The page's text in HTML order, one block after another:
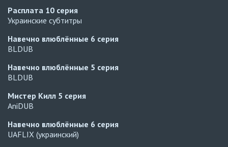
Расплата 10 серия
Украинские субтитры
Навечно влюблённые 6 серия
BLDUB
Навечно влюблённые 5 серия
BLDUB
Мистер Килл 5 серия
AniDUB
Навечно влюблённые 6 серия
UAFLIX (украинский)